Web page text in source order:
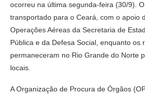
ocorreu na última segunda-feira (30/9).
transportado para o Ceará, com o apoio
Operações Aéreas da Secretaria de
Pública e da Defesa Social, enquanto os
permaneceram no Rio Grande do Norte
locais.
A Organização de Procura de Órgãos